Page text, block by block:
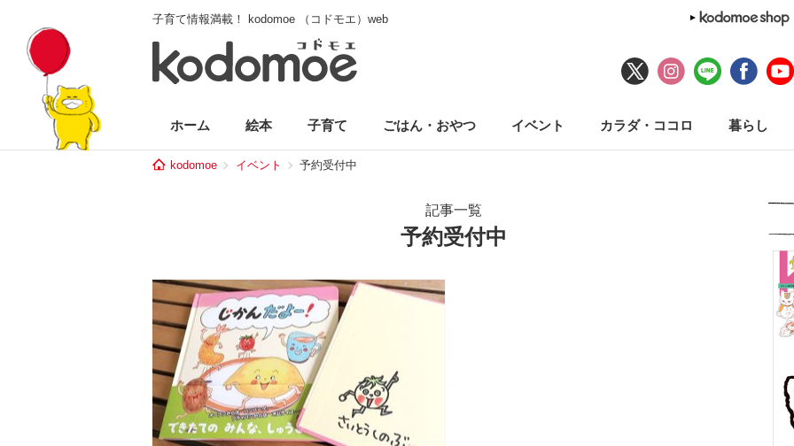
子育て情報満載！ kodomoe （コドモエ）web
ホーム 絵本 子育て ごはん・おやつ イベント カラダ・ココロ 暮らし
kodomoe イベント 予約受付中
記事一覧
予約受付中